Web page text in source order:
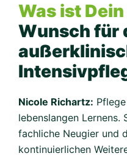
Was ist
Wunsch für
Nicole Richartz:
lebenslangen
fachliche Neugier und
kontinuierlichen